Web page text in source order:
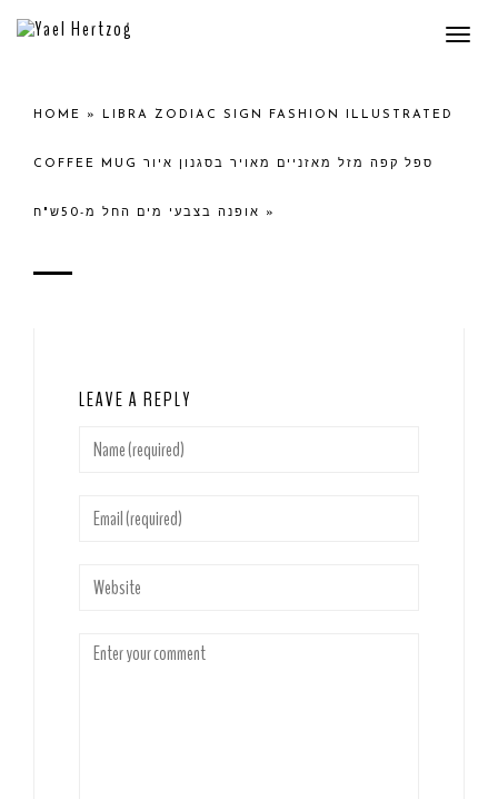
HOME » LIBRA ZODIAC SIGN FASHION ILLUSTRATED
COFFEE MUG ספל קפה מזל מאזניים מאויר בסגנון איור
אופנה בצבעי מים החל מ-50ש"ח »
LEAVE A REPLY